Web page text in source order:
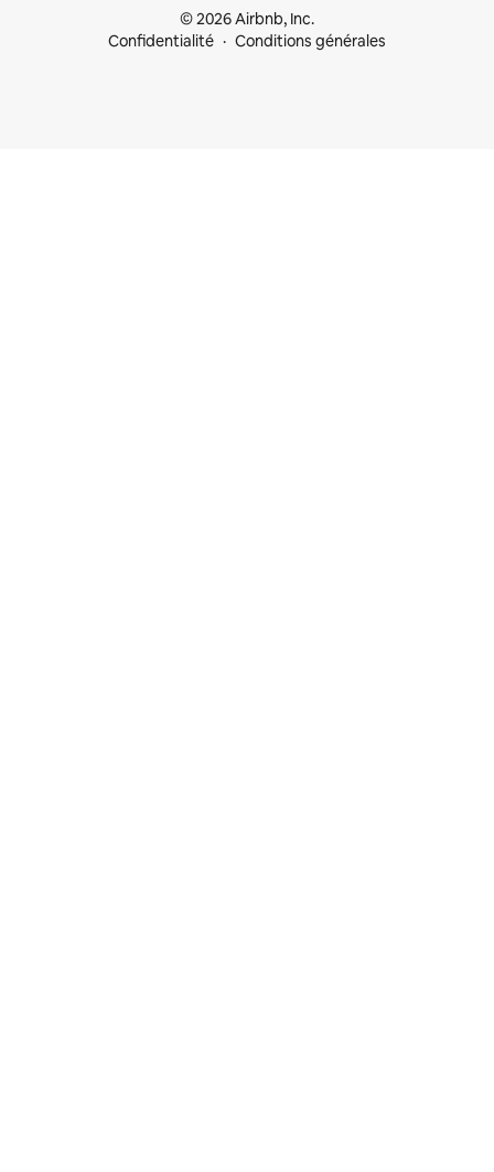
© 2026 Airbnb, Inc.
Confidentialité
Conditions générales